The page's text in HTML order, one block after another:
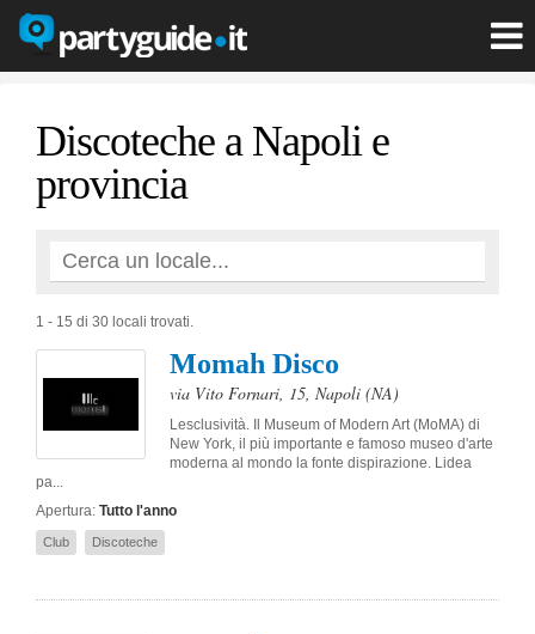
Discoteche a Napoli e
provincia
1 - 15 di 30 locali trovati.
Momah Disco
via Vito Fornari, 15, Napoli (NA)
Lesclusività. Il Museum of Modern Art (MoMA) di
New York, il più importante e famoso museo d'arte
moderna al mondo la fonte dispirazione. Lidea
pa...
Apertura: Tutto l'anno
Club Discoteche